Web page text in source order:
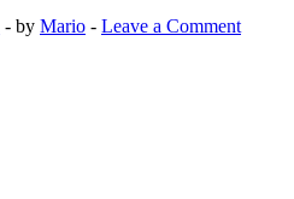
- by Mario - Leave a Comment